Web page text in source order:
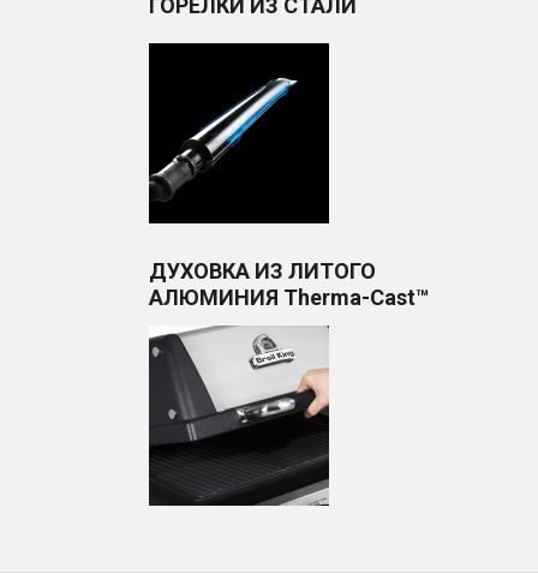
ГОРЕЛКИ ИЗ СТАЛИ
ДУХОВКА ИЗ ЛИТОГО
АЛЮМИНИЯ Therma-Cast™